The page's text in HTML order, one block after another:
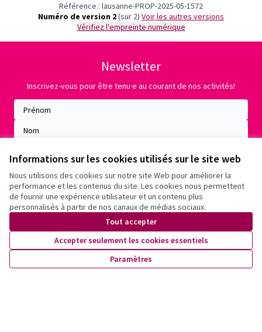
Informations sur les cookies utilisés sur le site web
Nous utilisons des cookies sur notre site Web pour améliorer la
performance et les contenus du site. Les cookies nous permettent
de fournir une expérience utilisateur et un contenu plus
personnalisés à partir de nos canaux de médias sociaux.
Tout accepter
Accepter seulement les cookies essentiels
Paramètres
Référence : lausanne-PROP-2025-05-1572
Numéro de version 2(sur 2)
voir les autres versions
Vérifiez l'empreinte numérique
Newsletter
Inscrivez-vous pour être tenu·e au courant de nos activités!
Conditions d'utilisation
Paramètres des cookies